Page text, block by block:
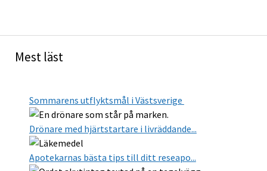
Mest läst
Sommarens utflyktsmål i Västsverige
Drönare med hjärtstartare i livräddande...
Apotekarnas bästa tips till ditt reseapo...